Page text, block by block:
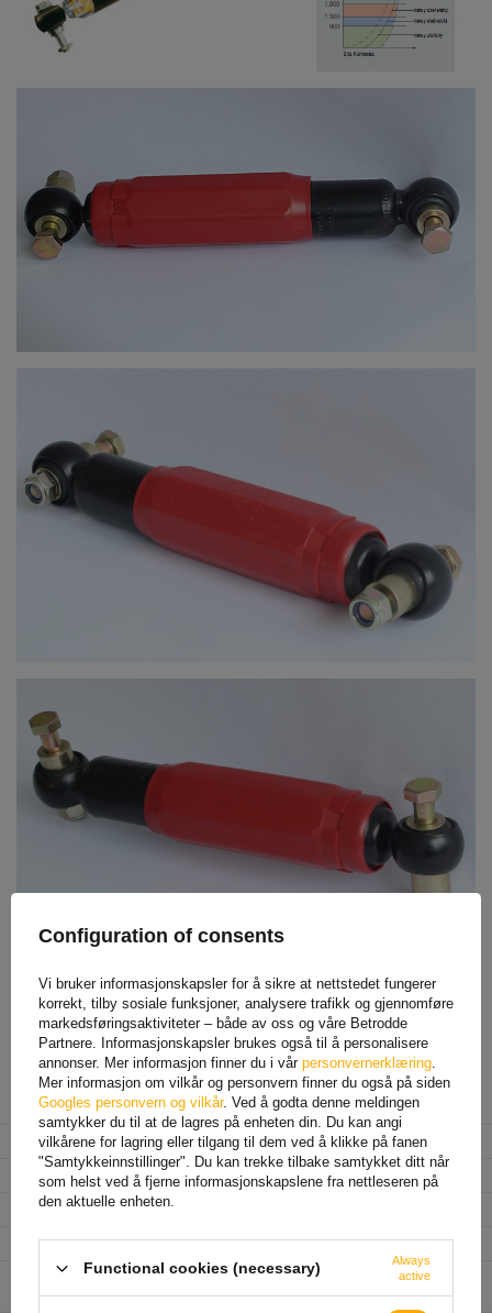
Axle shock absorbers
Produsent
AL-KO
Produktkode
UT000085
Modell
Støtdemper Octagon rød
Enkelaksling
Tandem
3500 kg
Enhet som er ansvarlig for
dette produktet i EU
AL-KO Technology Polska Sp. z o. o.
Configuration of consents
Vi bruker informasjonskapsler for å sikre at nettstedet fungerer
korrekt, tilby sosiale funksjoner, analysere trafikk og gjennomføre
markedsføringsaktiviteter – både av oss og våre Betrodde
Partnere. Informasjonskapsler brukes også til å personalisere
annonser. Mer informasjon finner du i vår personvernerklæring
Mer informasjon om vilkår og personvern finner du også på siden
Googles personvern og vilkår. Ved å godta denne meldingen
samtykker du til at de lagres på enheten din. Du kan angi
vilkårene for lagring eller tilgang til dem ved å klikke på fanen
"Samtykkeinnstillinger". Du kan trekke tilbake samtykket ditt når
som helst ved å fjerne informasjonskapslene fra nettleseren på
den aktuelle enheten.
Functional cookies (necessary)
Always
active